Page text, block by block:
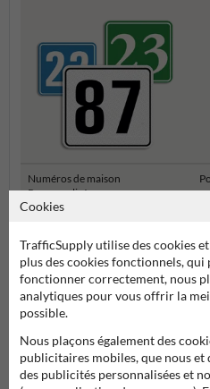
Numéros de maison
Personnalisés
Cookies
TrafficSupply utilise des cookies
plus des cookies fonctionnels,
fonctionner correctement, nous
analytiques pour vous offrir la
possible.
Nous plaçons également des
publicitaires mobiles, que nous
des publicités personnalisées et